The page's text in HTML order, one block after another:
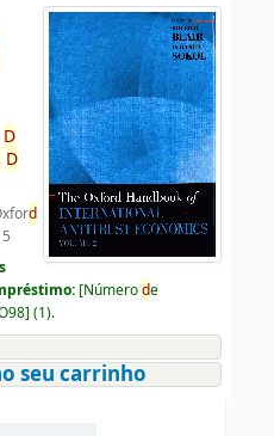
D
D
d
[Númerode
] (1).
seu carrinho